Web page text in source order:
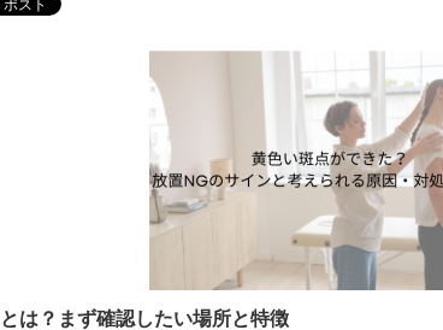
は？まず確認したい場所と特徴